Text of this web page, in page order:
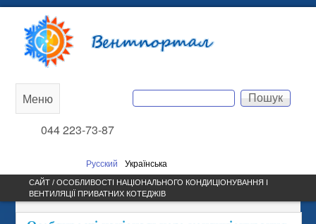
вмісту
Вентпортал
Пошукова форма
Пошук
044 223-73-87
Русский Українська
Main
menu
Меню
САЙТ / ОСОБЛИВОСТІ НАЦІОНАЛЬНОГО КОНДИЦІОНУВАННЯ І
ВЕНТИЛЯЦІЇ ПРИВАТНИХ КОТЕДЖІВ